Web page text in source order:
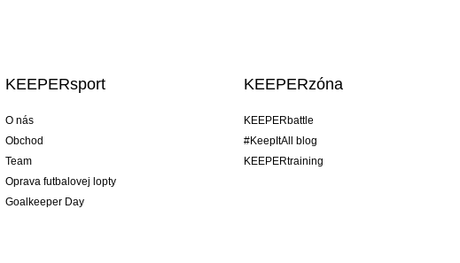
KEEPERsport
O nás
Obchod
Team
Oprava futbalovej lopty
Goalkeeper Day
KEEPERzóna
KEEPERbattle
#KeepItAll blog
KEEPERtraining